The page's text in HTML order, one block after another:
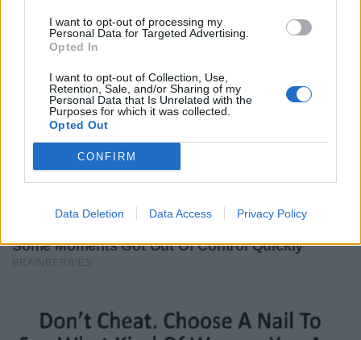
I want to opt-out of processing my
Personal Data for Targeted Advertising.
Opted In
I want to opt-out of Collection, Use,
Retention, Sale, and/or Sharing of my
Personal Data that Is Unrelated with the
Purposes for which it was collected.
Opted Out
CONFIRM
Data Deletion Data Access Privacy Policy